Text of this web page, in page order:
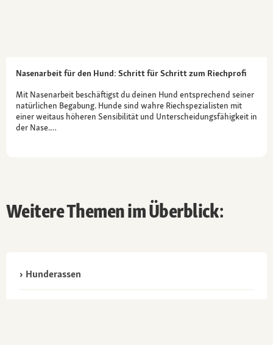
Nasenarbeit für den Hund: Schritt für Schritt zum Riechprofi
Mit Nasenarbeit beschäftigst du deinen Hund entsprechend seiner
natürlichen Begabung. Hunde sind wahre Riechspezialisten mit
einer weitaus höheren Sensibilität und Unterscheidungsfähigkeit in
der Nase.…
Weitere Themen im Überblick:
Hunderassen